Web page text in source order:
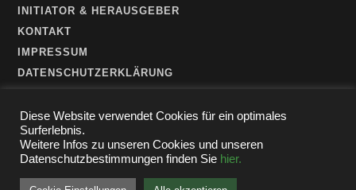
INITIATOR & HERAUSGEBER
KONTAKT
IMPRESSUM
DATENSCHUTZERKLÄRUNG
© 2026 Digital Directors Blog.
Diese Website verwendet Cookies für ein optimales
Surferlebnis.
Weitere Infos zu unseren Cookies und unseren
Datenschutzbestimmungen finden Sie hier.